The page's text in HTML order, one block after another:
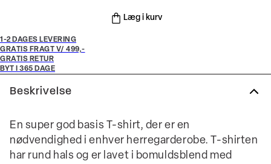
Læg i kurv
1-2 DAGES LEVERING
GRATIS FRAGT V/ 499,-
GRATIS RETUR
BYT I 365 DAGE
Beskrivelse
En super god basis T-shirt, der er en
nødvendighed i enhver herregarderobe. T-shirten
har rund hals og er lavet i bomuldsblend med